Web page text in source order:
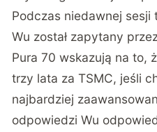
Podczas niedawnej
Wu został zapytany
Pura 70 wskazują na to,
trzy lata za TSMC, jeśli
najbardziej
odpowiedzi Wu